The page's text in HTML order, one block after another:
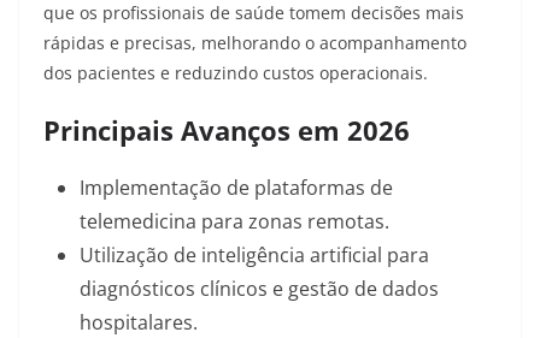
que os profissionais de saúde tomem decisões mais
rápidas e precisas, melhorando o acompanhamento
dos pacientes e reduzindo custos operacionais.​
Principais Avanços em 2026
Implementação de plataformas de
telemedicina para zonas remotas.​
Utilização de inteligência artificial para
diagnósticos clínicos e gestão de dados
hospitalares.​